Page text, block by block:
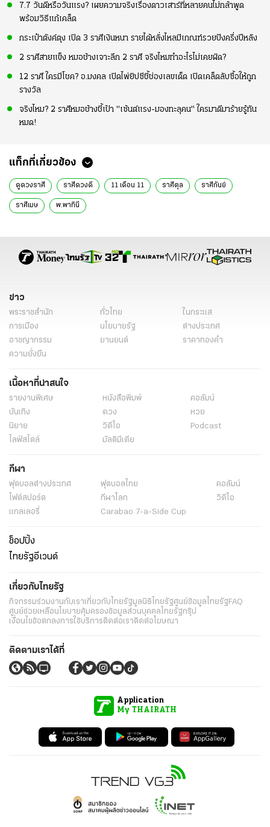
7.7 วันดีหรือวันแรง? เผยความจริงเรื่องดาวเสาร์ที่หลายคนไม่กล้าพูด
พร้อมวิธีแก้เคล็ด
กระเป๋าตังค์ตุง เปิด 3 ราศีเงินหนา รายได้หลั่งไหลมีเกณฑ์รวยปังครึ่งปีหลัง
2 ราศีสายแข็ง หมอช้างเจาะลึก 2 ราศี จริงไหมทำอะไรไม่เคยผิด?
12 ราศี ใครมีโชค? อ.มงคล เปิดไพ่ยิปซีชี้ช่องเลขเด็ด เปิดเคล็ดลับซื้อให้ถูก
รางวัล
จริงไหม? 2 ราศีหมอช้างชี้เป้า "เซ้นต์แรง-มองทะลุคน" ใครมาดีมาร้ายรู้ทัน
หมด!
แท็กที่เกี่ยวข้อง
ดูดวงราศี ราศีดวงดี 11 เดือน 11 ราศีตุล ราศีกันย์
ราศีเมษ พ.พาทินี
ข่าว
พระราชสำนัก ทั่วไทย
ในกระแส
การเมือง
นโยบายรัฐ
ต่างประเทศ
อาชญากรรม
ยานยนต์
ราคาทองคำ
ความยั่งยืน
เนื้อหาที่น่าสนใจ
รายงานพิเศษ หนังสือพิมพ์
คอลัมน์
บันเทิง
ดวง
หวย
นิยาย
วิดีโอ
Podcast
ไลฟ์สไตล์
มัลติมีเดีย
กีฬา
ฟุตบอลต่่างประเทศ ฟุตบอลไทย
คอลัมน์
ไฟต์สปอร์ต
กีฬาโลก
วิดีโอ
แกลเลอรี่
Carabao 7-a-Side Cup
ช็อปปิ้ง
ไทยรัฐอีเวนต์
เกี่ยวกับไทยรัฐ
กิจกรรมร่วมงานกับเราเกี่ยวกับไทยรัฐมูลนิธิไทยรัฐศูนย์ข้อมูลไทยรัฐFAQ
ศูนย์ช่วยเหลือนโยบายคุ้มครองข้อมูลส่วนบุคคลไทยรัฐกรุ๊ป
เงื่อนไขข้อตกลงการใช้บริการติดต่อเราติดต่อโฆษณา
ติดตามเราได้ที่
Application
My THAIRATH